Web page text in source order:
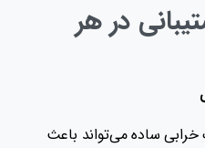
در هر
ساده می‌تواند باعث